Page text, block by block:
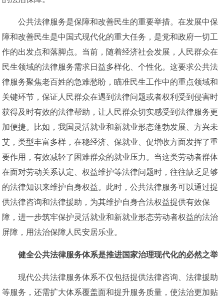
公共法律服务是保障和改善民生的重要举措。在发展中保
障和改善民生是中国式现代化的重大任务，是党和政府一切工
作的出发点和落脚点。当前，随着经济社会发展，人民群众在
民生领域的法律服务需求日益多样化、个性化。这要求公共法
律服务聚焦老百姓的急难愁盼，瞄准民生工作中的重点领域和
关键环节，保证人民群众在遇到法律问题或者权利受到侵害时
获得及时有效的法律帮助，让人民群众切实感受到法律服务更
加便捷。比如，我国灵活就业和新就业形态蓬勃发展、方兴未
艾，类型丰富多样，在稳经济、保就业、促增收方面发挥了重
要作用，有效减轻了困难群众的就业压力。当这类劳动者群体
在面对劳动关系认定、权益维护等法律问题时，往往缺乏足够
的法律知识来维护自身权益。此时，公共法律服务可以通过提
供法律咨询和法律援助，为其维护自身合法权益提供有效保
障，进一步筑牢保护灵活就业和新就业形态劳动者权益的法治
屏障，用法治保障人民安居乐业。
健全公共法律服务体系是推进国家治理现代化的必然之举
现代公共法律服务体系不仅包括提供法律咨询、法律援助
等服务，还需扩大体系覆盖面和提升服务质量，使法治更加贴